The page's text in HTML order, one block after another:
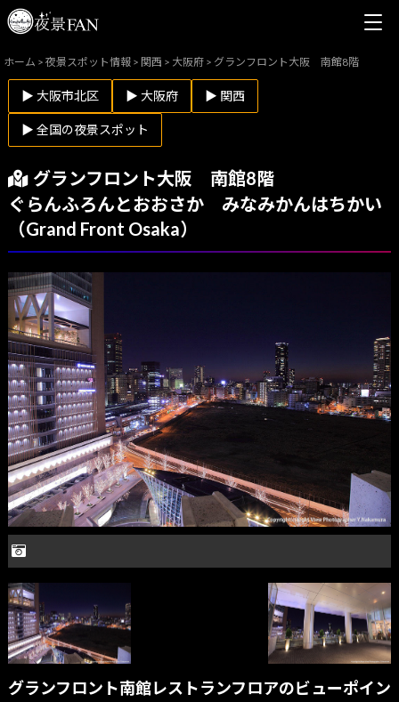
ホーム >夜景スポット情報 > 関西 > 大阪府 > グランフロント大阪 南館8階
▶ 大阪市北区 ▶ 大阪府 ▶ 関西
▶ 全国の夜景スポット
グランフロント大阪 南館8階
ぐらんふろんとおおさか みなみかんはちかい
（Grand Front Osaka）
グランフロント南館レストランフロアのビューポイン